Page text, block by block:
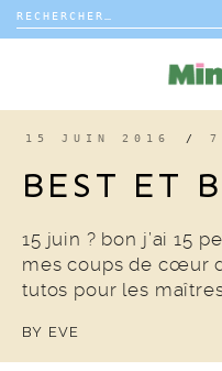
Rechercher :
DÉCO
VOYAGE
15 JUIN 2016 / 7
BEST ET
15 juin ? bon j’ai 15
mes coups de cœur
tutos pour les
BY EVE